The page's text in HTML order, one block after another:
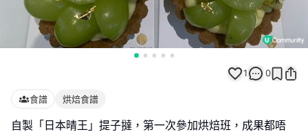
1 0
食譜 烘焙食譜
自製「日本晴王」提子撻，第一次參加烘焙班，成果都唔